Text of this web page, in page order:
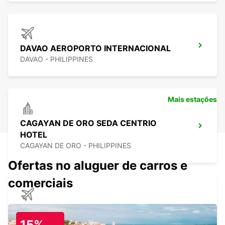
DAVAO AEROPORTO INTERNACIONAL
DAVAO - PHILIPPINES
CAGAYAN DE ORO SEDA CENTRIO
HOTEL
CAGAYAN DE ORO - PHILIPPINES
CAGAYAN DE ORO AEROPORTO INTER.
CAGAYAN DE ORO - PHILIPPINES
Mais estações
Ofertas no aluguer de carros e
comerciais